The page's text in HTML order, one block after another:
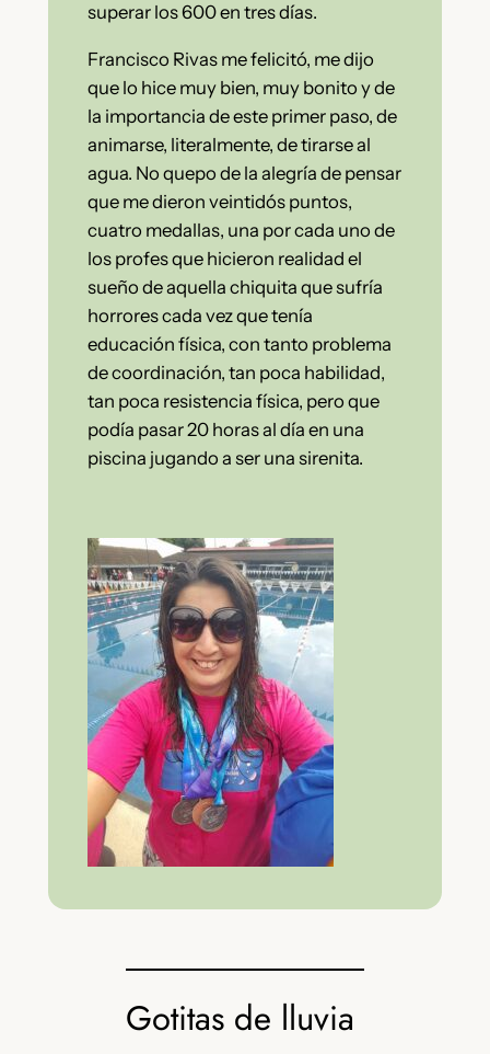
superar los 600 en tres días.
Francisco Rivas me felicitó, me dijo
que lo hice muy bien, muy bonito y de
la importancia de este primer paso, de
animarse, literalmente, de tirarse al
agua. No quepo de la alegría de pensar
que me dieron veintidós puntos,
cuatro medallas, una por cada uno de
los profes que hicieron realidad el
sueño de aquella chiquita que sufría
horrores cada vez que tenía
educación física, con tanto problema
de coordinación, tan poca habilidad,
tan poca resistencia física, pero que
podía pasar 20 horas al día en una
piscina jugando a ser una sirenita.
Gotitas de lluvia